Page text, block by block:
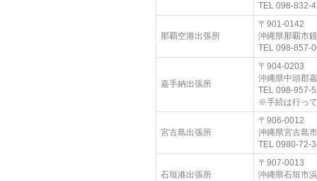
TEL 098-832-
那覇空港出張所
〒901-0142
沖縄県那覇市
TEL 098-857-
嘉手納出張所
〒904-0203
沖縄県中頭郡
TEL 098-957-
※手続は行っ
宮古島出張所
〒906-0012
沖縄県宮古島
TEL 0980-72-
石垣港出張所
〒907-0013
沖縄県石垣市